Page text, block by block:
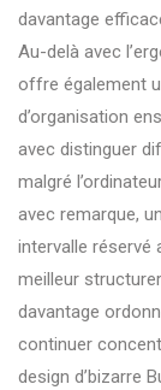
davantage
Au-delà avec
offre également
d’organisation
avec distinguer
malgré
avec remarque,
intervalle réservé
meilleur
davantage
continuer
design d’bizarre